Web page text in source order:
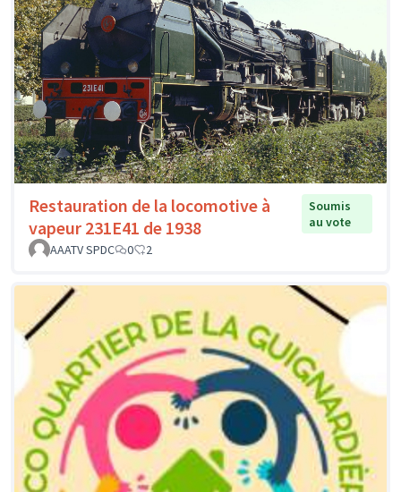
Restauration de la locomotive à
vapeur 231E41 de 1938
Soumis
au vote
AAATV SPDC
0 2